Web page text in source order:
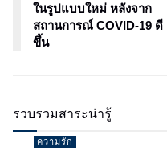
ในรูปแบบใหม่ หลังจาก
สถานการณ์ COVID-19 ดี
ขึ้น
รวบรวมสาระน่ารู้
ความรัก